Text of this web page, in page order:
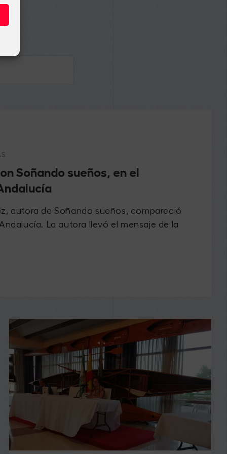
Soñando sueños, en el
autora de Soñando sueños, compareció
La autora llevó el mensaje de la